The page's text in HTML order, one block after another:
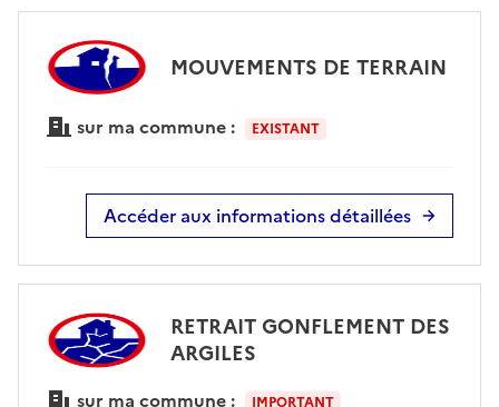
MOUVEMENTS DE TERRAIN
sur ma commune : EXISTANT
Accéder aux informations détaillées
RETRAIT GONFLEMENT DES
ARGILES
sur ma commune : IMPORTANT